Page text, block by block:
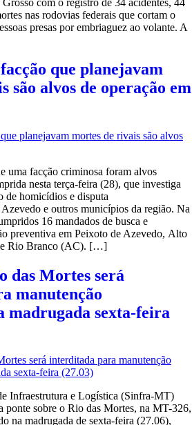
nas rodovias federais que cortam o
presas por embriaguez ao volante. A
que planejavam
são alvos de operação em
uma facção criminosa foram alvos
nesta terça-feira (28), que investiga
de homicídios e disputa
e outros municípios da região. Na
16 mandados de busca e
preventiva em Peixoto de Azevedo, Alto
e Rio Branco (AC). […]
das Mortes será
manutenção
madrugada sexta-feira
Infraestrutura e Logística (Sinfra-MT)
ponte sobre o Rio das Mortes, na MT-326,
na madrugada de sexta-feira (27.06),